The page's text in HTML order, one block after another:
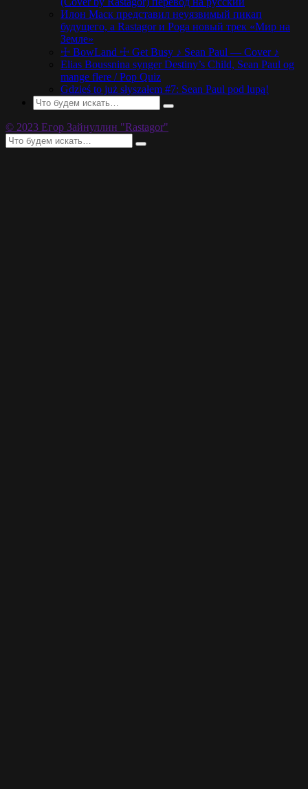
Илон Маск представил неуязвимый пикап
будущего, а Rastagor и Poga новый трек «Мир на
Земле»
☩ BowLand ☩ Get Busy ♪ Sean Paul — Cover ♪
Elias Boussnina synger Destiny’s Child, Sean Paul og
mange flere / Pop Quiz
Gdzieś to już słyszałem #7: Sean Paul pod lupą!
© 2023 Егор Зайнуллин "Rastagor"